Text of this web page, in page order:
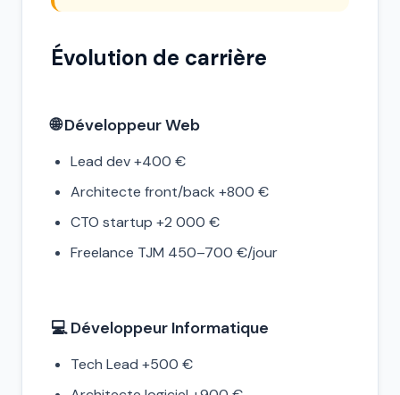
Évolution de carrière
🌐 Développeur Web
Lead dev +400 €
Architecte front/back +800 €
CTO startup +2 000 €
Freelance TJM 450–700 €/jour
💻 Développeur Informatique
Tech Lead +500 €